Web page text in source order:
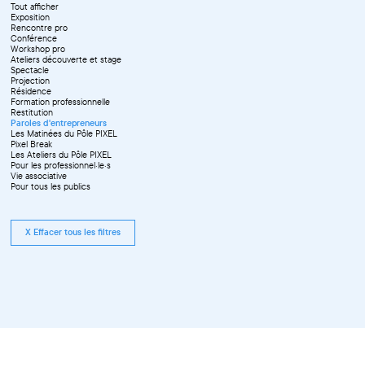
Tout afficher
Exposition
Rencontre pro
Conférence
Workshop pro
Ateliers découverte et stage
Spectacle
Projection
Résidence
Formation professionnelle
Restitution
Paroles d'entrepreneurs
Les Matinées du Pôle PIXEL
Pixel Break
Les Ateliers du Pôle PIXEL
Pour les professionnel·le·s
Vie associative
Pour tous les publics
X Effacer tous les filtres